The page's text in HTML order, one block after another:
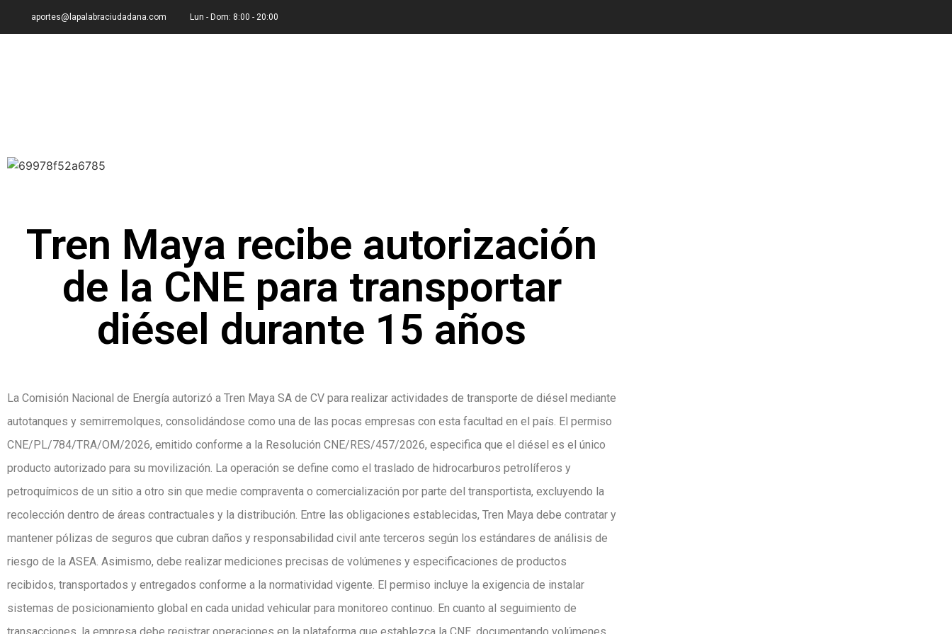
aportes@lapalabraciudadana.com Lun - Dom: 8:00 - 20:00
Tren Maya recibe autorización
de la CNE para transportar
diésel durante 15 años
La Comisión Nacional de Energía autorizó a Tren Maya SA de CV para realizar actividades de transporte de diésel mediante
autotanques y semirremolques, consolidándose como una de las pocas empresas con esta facultad en el país. El permiso
CNE/PL/784/TRA/OM/2026, emitido conforme a la Resolución CNE/RES/457/2026, especifica que el diésel es el único
producto autorizado para su movilización. La operación se define como el traslado de hidrocarburos petrolíferos y
petroquímicos de un sitio a otro sin que medie compraventa o comercialización por parte del transportista, excluyendo la
recolección dentro de áreas contractuales y la distribución. Entre las obligaciones establecidas, Tren Maya debe contratar y
mantener pólizas de seguros que cubran daños y responsabilidad civil ante terceros según los estándares de análisis de
riesgo de la ASEA. Asimismo, debe realizar mediciones precisas de volúmenes y especificaciones de productos
recibidos, transportados y entregados conforme a la normatividad vigente. El permiso incluye la exigencia de instalar
sistemas de posicionamiento global en cada unidad vehicular para monitoreo continuo. En cuanto al seguimiento de